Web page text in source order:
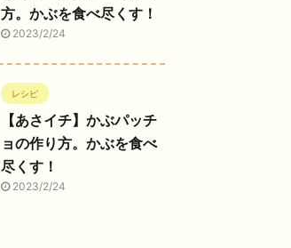
方。かぶを食べ尽くす！
2023/2/24
レシピ
【あさイチ】かぶパッチ
ョの作り方。かぶを食べ
尽くす！
2023/2/24